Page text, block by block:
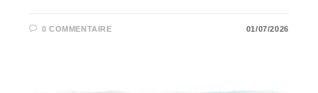
0 COMMENTAIRE 01/07/2026